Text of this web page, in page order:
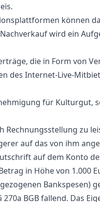
können
wird ein
die in Form von
des Internet-Live-
für Kulturgut,
zu
auf das von ihm
auf dem Konto
in Höhe von 1.000
Bankspesen)
BGB fallend. Das